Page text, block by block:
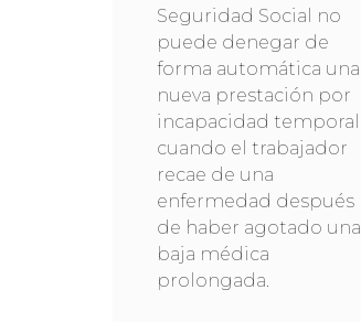
Seguridad Social no
puede denegar de
forma automática una
nueva prestación por
incapacidad temporal
cuando el trabajador
recae de una
enfermedad después
de haber agotado una
baja médica
prolongada.